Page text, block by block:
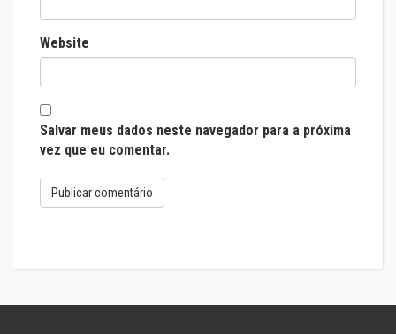
Website
Salvar meus dados neste navegador para a próxima
vez que eu comentar.